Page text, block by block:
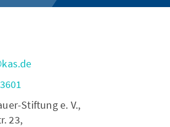
Stiftung e. V.,
23,